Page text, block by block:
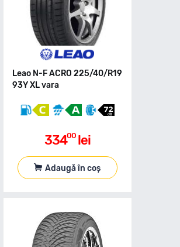
Leao N-F ACRO 225/40/R19
93Y XL vara
33400 lei
Adaugă în coș